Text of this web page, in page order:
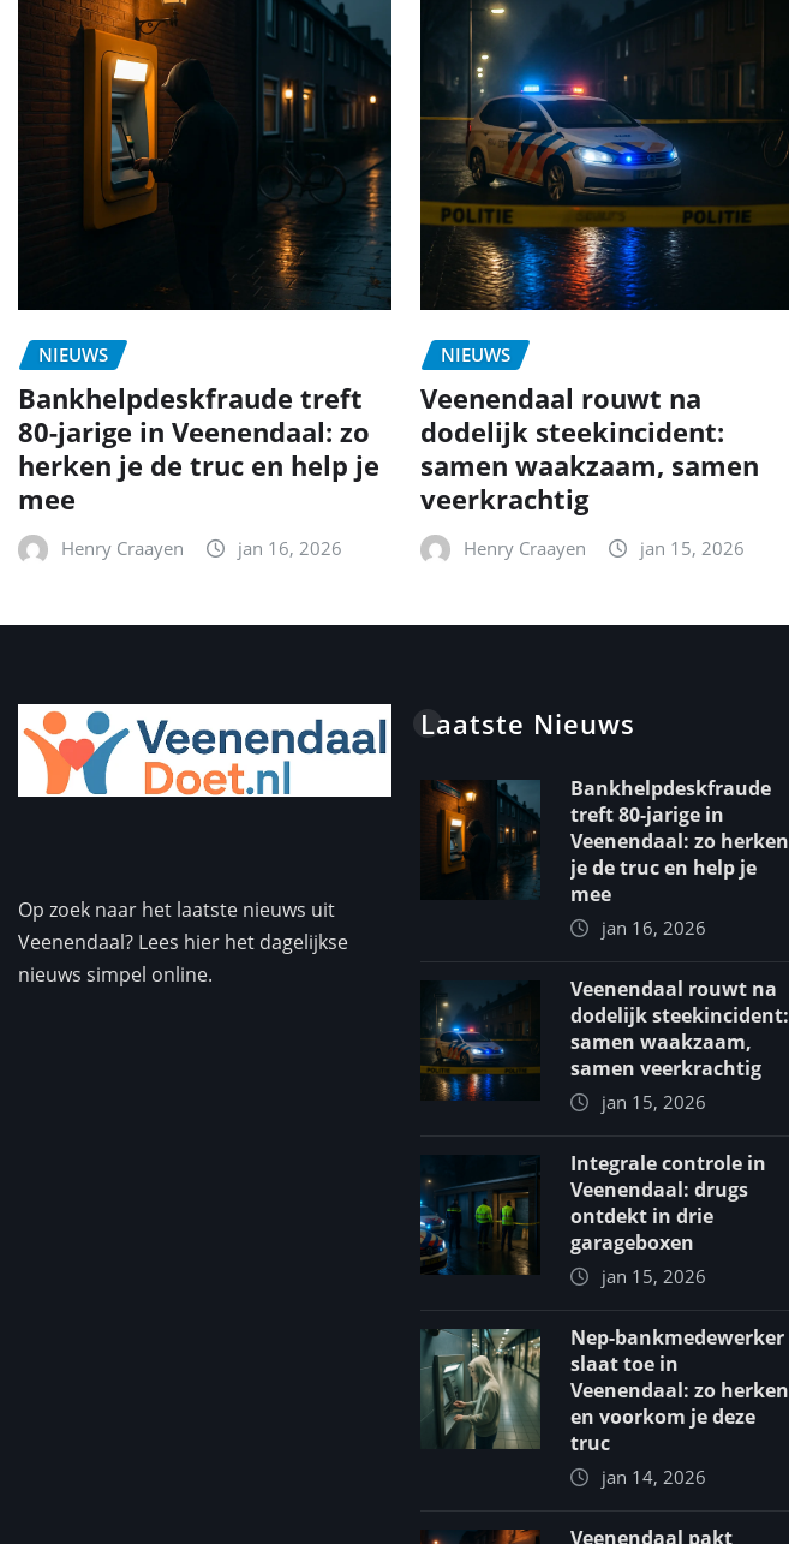
NIEUWS
Bankhelpdeskfraude treft
80-jarige in Veenendaal: zo
herken je de truc en help je
mee
Henry Craayen jan 16, 2026
NIEUWS
Veenendaal rouwt na
dodelijk steekincident:
samen waakzaam, samen
veerkrachtig
Henry Craayen jan 15, 2026
Op zoek naar het laatste nieuws uit
Veenendaal? Lees hier het dagelijkse
nieuws simpel online.
Laatste Nieuws
Bankhelpdeskfraude
treft 80-jarige in
Veenendaal: zo herken
je de truc en help je
mee
jan 16, 2026
Veenendaal rouwt na
dodelijk steekincident:
samen waakzaam,
samen veerkrachtig
jan 15, 2026
Integrale controle in
Veenendaal: drugs
ontdekt in drie
garageboxen
jan 15, 2026
Nep-bankmedewerker
slaat toe in
Veenendaal: zo herken
en voorkom je deze
truc
jan 14, 2026
Veenendaal pakt